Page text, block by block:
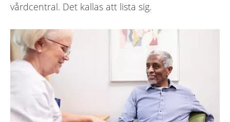
vårdcentral. Det kallas att lista sig.